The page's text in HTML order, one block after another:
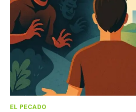
EL PECADO